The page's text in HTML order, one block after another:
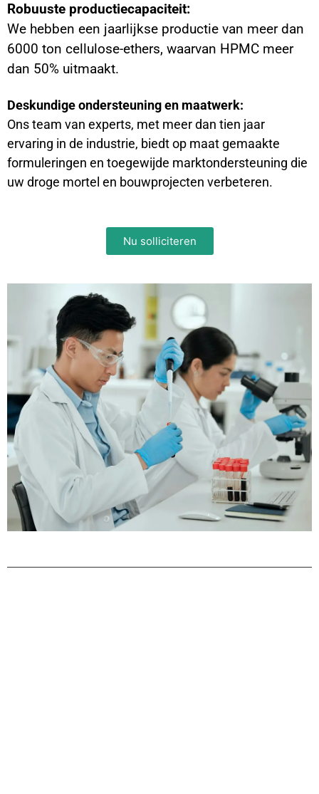
Robuuste productiecapaciteit:
We hebben een jaarlijkse productie van meer dan
6000 ton cellulose-ethers, waarvan HPMC meer
dan 50% uitmaakt.
Deskundige ondersteuning en maatwerk:
Ons team van experts, met meer dan tien jaar
ervaring in de industrie, biedt op maat gemaakte
formuleringen en toegewijde marktondersteuning die
uw droge mortel en bouwprojecten verbeteren.
Nu solliciteren